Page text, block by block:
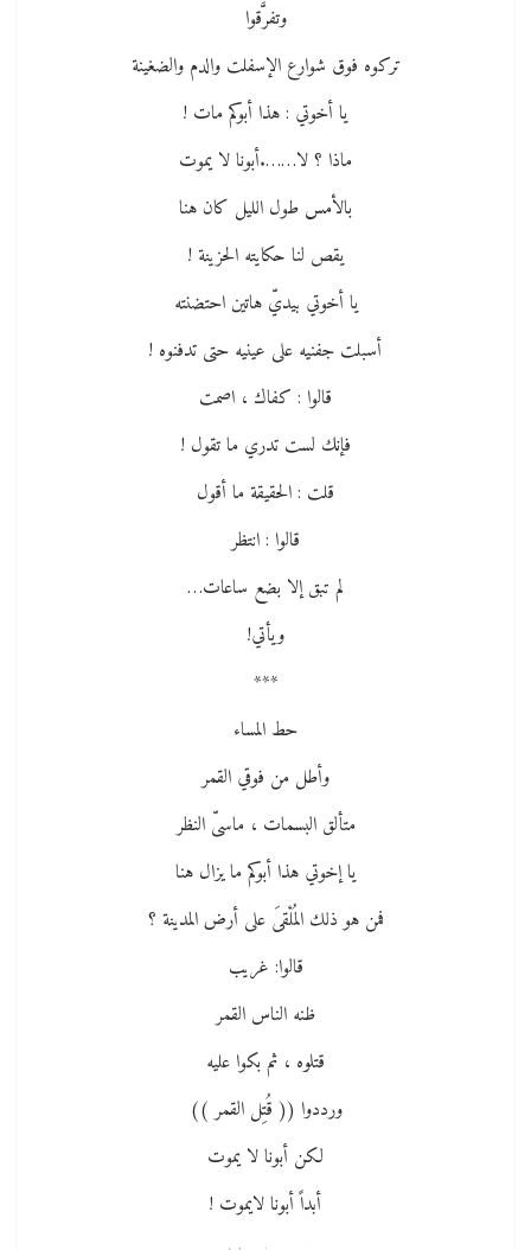
وتفرَّقوا
تركوه فوق شوارع الإسفلت والدم والضغينة
يا أخوتي : هذا أبوكم مات !
ماذا ؟ لا…….أبونا لا يموت
بالأمس طول الليل كان هنا
يقص لنا حكايته الحزينة !
يا أخوتي بيديّ هاتين احتضنته
أسبلت جفنيه على عينيه حتى تدفنوه !
قالوا : كفاك ، اصمت
فإنك لست تدري ما تقول !
قلت : الحقيقة ما أقول
قالوا : انتظر
لم تبق إلا بضع ساعات…
ويأتي!
***
حط المساء
وأطل من فوقي القمر
متألق البسمات ، ماسىّ النظر
يا إخوتي هذا أبوكم ما يزال هنا
فمن هو ذلك المُلْقىَ على أرض المدينة ؟
قالوا: غريب
ظنه الناس القمر
قتلوه ، ثم بكوا عليه
ورددوا (( قُتِل القمر ))
لكن أبونا لا يموت
أبداً أبونا لايموت !